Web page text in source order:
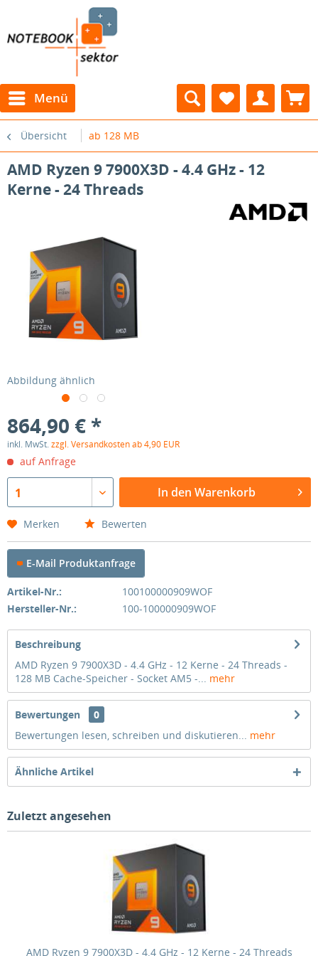
Menü
Übersicht ab 128 MB
AMD Ryzen 9 7900X3D - 4.4 GHz - 12
Kerne - 24 Threads
Abbildung ähnlich
864,90 € *
inkl. MwSt.zzgl. Versandkosten ab 4,90 EUR
auf Anfrage
1 In den Warenkorb
Merken Bewerten
E-Mail Produktanfrage
Artikel-Nr.:
100100000909WOF
Hersteller-Nr.:
100-100000909WOF
Beschreibung
AMD Ryzen 9 7900X3D - 4.4 GHz - 12 Kerne - 24 Threads -
128 MB Cache-Speicher - Socket AM5 -... mehr
Bewertungen
0
Bewertungen lesen, schreiben und diskutieren... mehr
Ähnliche Artikel
Zuletzt angesehen
AMD Ryzen 9 7900X3D - 4.4 GHz - 12 Kerne - 24 Threads